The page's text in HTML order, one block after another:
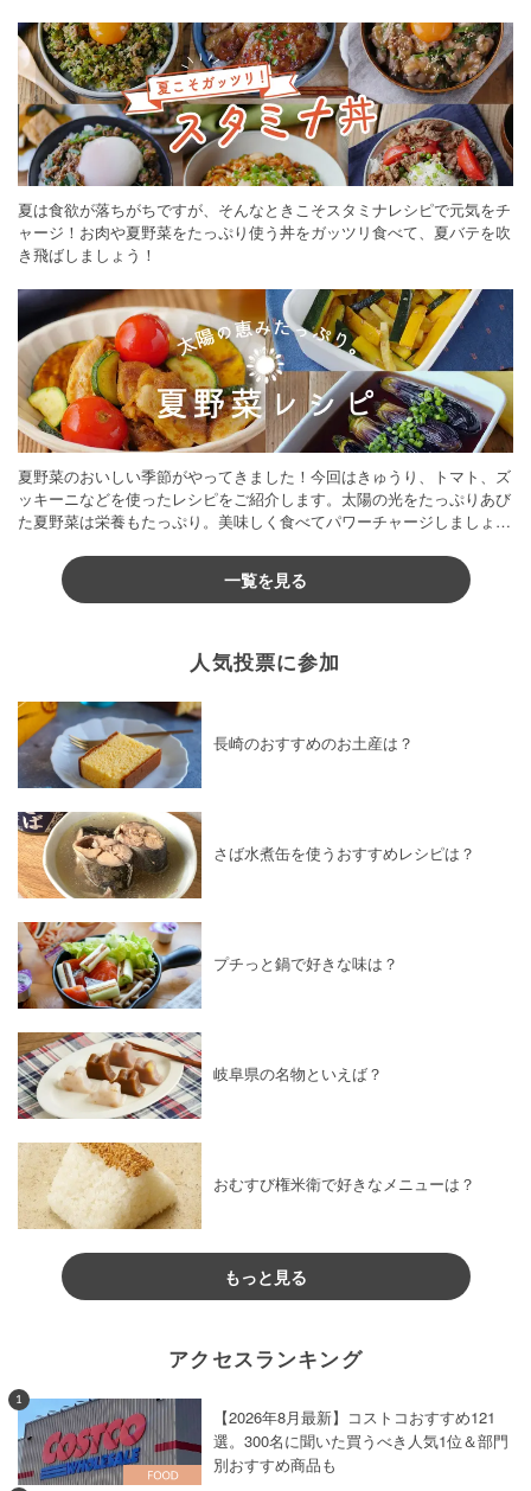
夏は食欲が落ちがちですが、そんなときこそスタミナレシピで元気をチ
ャージ！お肉や夏野菜をたっぷり使う丼をガッツリ食べて、夏バテを吹
き飛ばしましょう！
夏野菜のおいしい季節がやってきました！今回はきゅうり、トマト、ズ
ッキーニなどを使ったレシピをご紹介します。太陽の光をたっぷりあび
た夏野菜は栄養もたっぷり。美味しく食べてパワーチャージしましょう
一覧を見る
人気投票に参加
長崎のおすすめのお土産は？
さば水煮缶を使うおすすめレシピは？
プチっと鍋で好きな味は？
岐阜県の名物といえば？
おむすび権米衛で好きなメニューは？
もっと見る
アクセスランキング
1
【2026年8月最新】コストコおすすめ121
選。300名に聞いた買うべき人気1位＆部門
別おすすめ商品も